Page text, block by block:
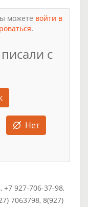
можете войти в
.
с
Нет
+7 927-706-37-98,
7063798, 8(927)